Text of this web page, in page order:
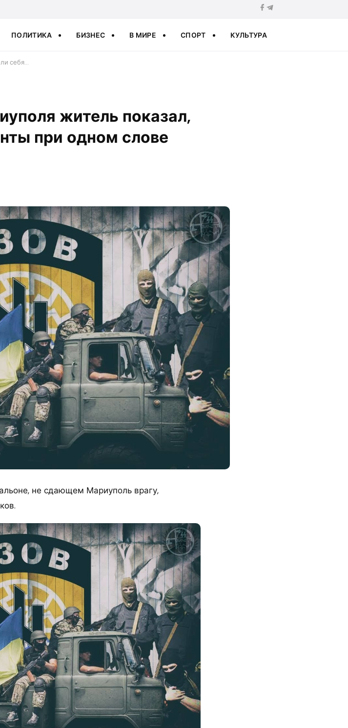
ПОЛИТИКА БИЗНЕС В МИРЕ СПОРТ КУЛЬТУРА
себя…
житель показал,
при одном слове
не сдающем Мариуполь врагу,